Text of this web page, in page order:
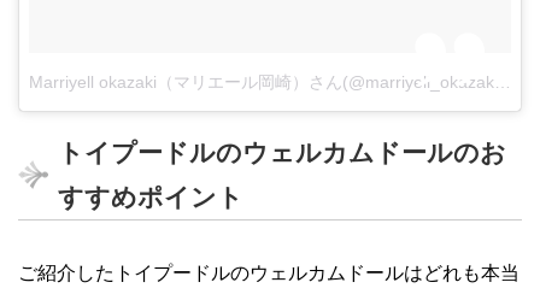
トイプードルのウェルカムドールのお
すすめポイント
ご紹介したトイプードルのウェルカムドールはどれも本当